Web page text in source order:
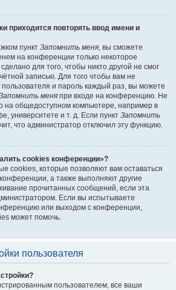
приходится повторять ввод имени и
пункт Запомнить меня, вы сможете
на конференции только некоторое
для того, чтобы никто другой не смог
записью. Для того чтобы вам не
и пароль каждый раз, вы можете
меня при входе на конференцию. Не
на общедоступном компьютере, например в
университете и т. д. Если пункт Запомнить
что администратор отключил эту функцию.
cookies конференции»?
cookies, которые позволяют вам оставаться
а также выполняют другие
прочитанных сообщений, если эта
Если вы испытываете
или выходом с конференции,
может помочь.
пользователя
пользователем, все ваши